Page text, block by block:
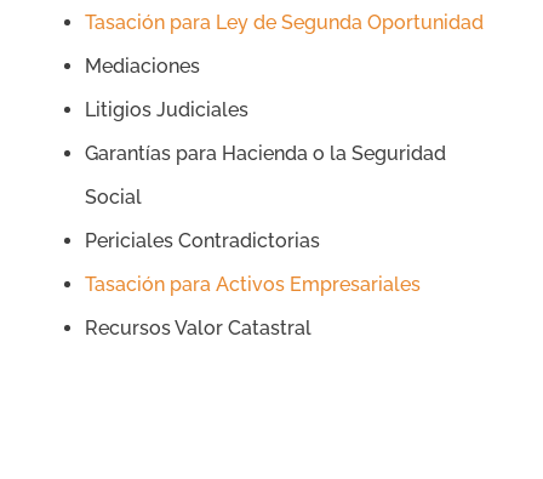
Tasación para Ley de Segunda Oportunidad
Mediaciones
Litigios Judiciales
Garantías para Hacienda o la Seguridad
Social
Periciales Contradictorias
Tasación para Activos Empresariales
Recursos Valor Catastral